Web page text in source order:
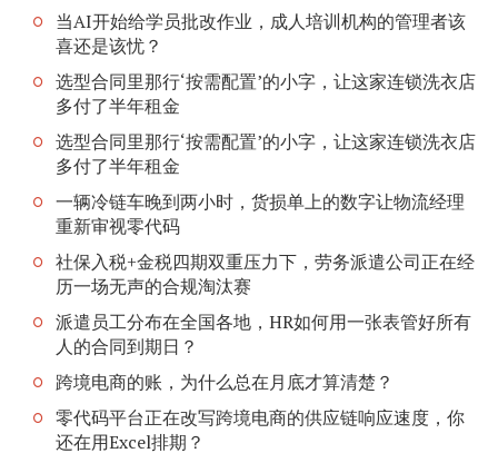
当AI开始给学员批改作业，成人培训机构的管理者该
喜还是该忧？
选型合同里那行‘按需配置’的小字，让这家连锁洗衣店
多付了半年租金
选型合同里那行‘按需配置’的小字，让这家连锁洗衣店
多付了半年租金
一辆冷链车晚到两小时，货损单上的数字让物流经理
重新审视零代码
社保入税+金税四期双重压力下，劳务派遣公司正在经
历一场无声的合规淘汰赛
派遣员工分布在全国各地，HR如何用一张表管好所有
人的合同到期日？
跨境电商的账，为什么总在月底才算清楚？
零代码平台正在改写跨境电商的供应链响应速度，你
还在用Excel排期？